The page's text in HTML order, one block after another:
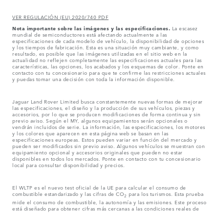
VER REGULACIÓN (EU) 2020/740 PDF
Nota importante sobre las imágenes y las especificaciones. La escasez
mundial de semiconductores está afectando actualmente a las
especificaciones de cada modelo de vehículo, la disponibilidad de opciones
y los tiempos de fabricación. Esta es una situación muy cambiante, y como
resultado, es posible que las imágenes utilizadas en el sitio web en la
actualidad no reflejen completamente las especificaciones actuales para las
características, las opciones, los acabados y los esquemas de color. Ponte en
contacto con tu concesionario para que te confirme las restricciones actuales
y puedas tomar una decisión con toda la información disponible.
Jaguar Land Rover Limited busca constantemente nuevas formas de mejorar
las especificaciones, el diseño y la producción de sus vehículos, piezas y
accesorios, por lo que se producen modificaciones de forma continua y sin
previo aviso. Según el MY, algunos equipamientos serán opcionales o
vendrán incluidos de serie. La información, las especificaciones, los motores
y los colores que aparecen en esta página web se basan en las
especificaciones europeas. Estos pueden variar en función del mercado y
pueden ser modificados sin previo aviso. Algunos vehículos se muestran con
equipamiento opcional y accesorios originales que pueden no estar
disponibles en todos los mercados. Ponte en contacto con tu concesionario
local para consultar disponibilidad y precios.
El WLTP es el nuevo test oficial de la UE para calcular el consumo de
combustible estandarizado y las cifras de CO2 para los turismos. Esta prueba
mide el consumo de combustible, la autonomía y las emisiones. Este proceso
está diseñado para obtener cifras más cercanas a las condiciones reales de